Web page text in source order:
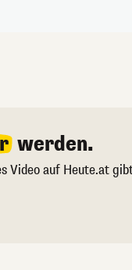
werden.
Video auf Heute.at